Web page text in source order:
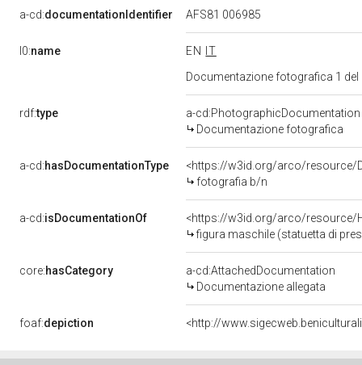
a-cd:documentationIdentifier AFS81 006985
l0:name EN
IT
Documentazione fotografica 1
rdf:type
a-cd:PhotographicDocumentation
Documentazione fotografica
a-cd:hasDocumentationType
<https://w3id.org/arco/resource/
fotografia b/n
a-cd:isDocumentationOf
<https://w3id.org/arco/resource/
figura maschile (statuetta di
core:hasCategory
a-cd:AttachedDocumentation
Documentazione allegata
foaf:depiction <http://